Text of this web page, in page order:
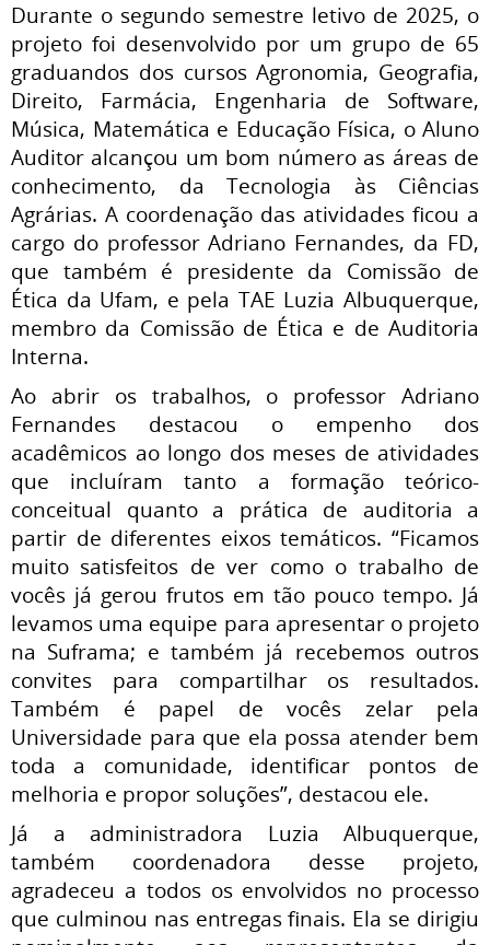
Durante o segundo semestre letivo de 2025, o
projeto foi desenvolvido por um grupo de 65
graduandos dos cursos Agronomia, Geografia,
Direito, Farmácia, Engenharia de Software,
Música, Matemática e Educação Física, o Aluno
Auditor alcançou um bom número as áreas de
conhecimento, da Tecnologia às Ciências
Agrárias. A coordenação das atividades ficou a
cargo do professor Adriano Fernandes, da FD,
que também é presidente da Comissão de
Ética da Ufam, e pela TAE Luzia Albuquerque,
membro da Comissão de Ética e de Auditoria
Interna.
Ao abrir os trabalhos, o professor Adriano
Fernandes destacou o empenho dos
acadêmicos ao longo dos meses de atividades
que incluíram tanto a formação teórico-
conceitual quanto a prática de auditoria a
partir de diferentes eixos temáticos. “Ficamos
muito satisfeitos de ver como o trabalho de
vocês já gerou frutos em tão pouco tempo. Já
levamos uma equipe para apresentar o projeto
na Suframa; e também já recebemos outros
convites para compartilhar os resultados.
Também é papel de vocês zelar pela
Universidade para que ela possa atender bem
toda a comunidade, identificar pontos de
melhoria e propor soluções”, destacou ele.
Já a administradora Luzia Albuquerque,
também coordenadora desse projeto,
agradeceu a todos os envolvidos no processo
que culminou nas entregas finais. Ela se dirigiu